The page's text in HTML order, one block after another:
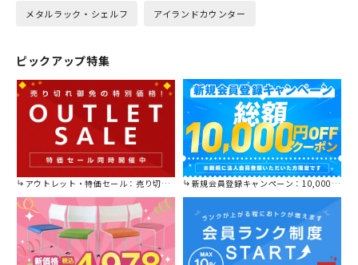
メタルラック・シェルフ アイランドカウンター
ピックアップ特集
アウトレット・特価セール：売り切れ御免の特別価格！ 新規会員登録キャンペーン：10,000円OFFクーポン進呈中！